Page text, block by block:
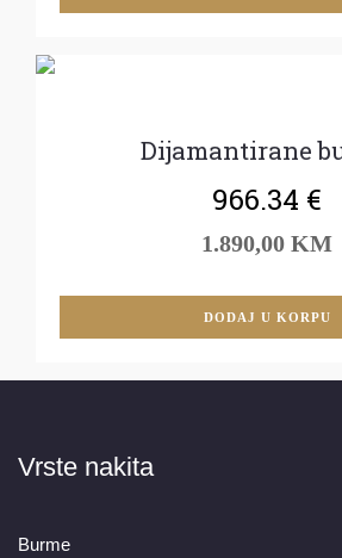
Dijamantirane
966.34 €
1.890,00 KM
DODAJ U KORPU
Vrste nakita
Burme